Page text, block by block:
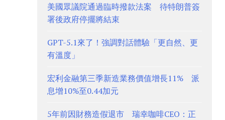
美國眾議院通過臨時撥款法案 待特朗普簽
署後政府停擺將結束
GPT-5.1來了！強調對話體驗「更自然、更
有溫度」
宏利金融第三季新造業務價值增長11% 派
息增10%至0.44加元
5年前因財務造假退市 瑞幸咖啡CEO：正